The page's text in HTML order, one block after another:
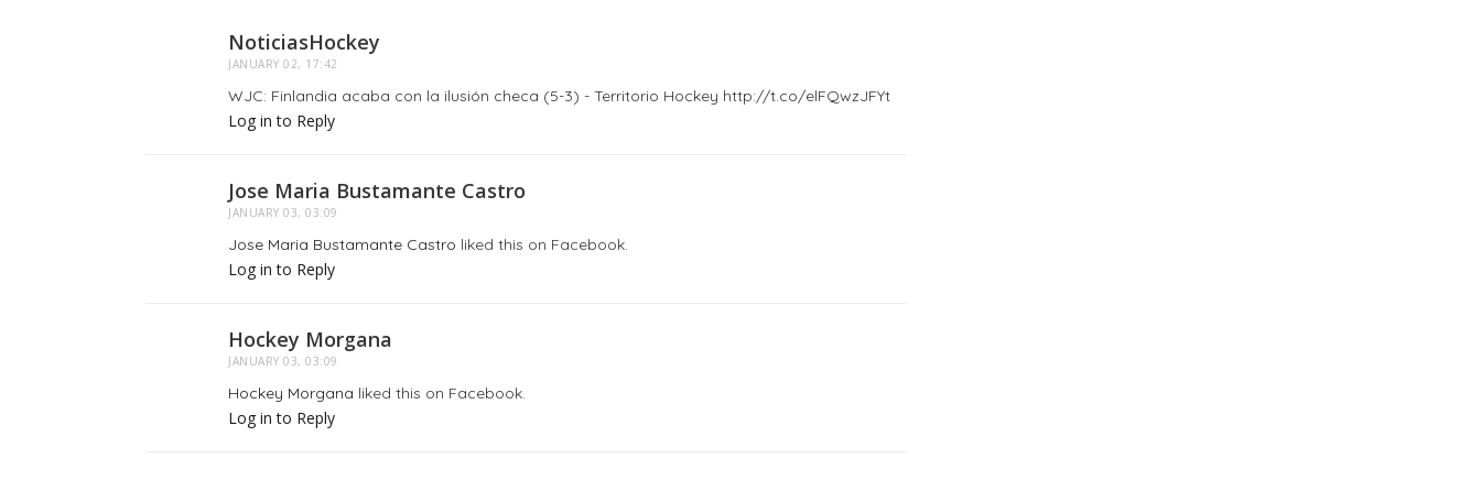
NoticiasHockey
JANUARY 02, 17:42
WJC: Finlandia acaba con la ilusión checa (5-3) - Territorio Hockey http://t.co/elFQwzJFYt
Log in to Reply
Jose Maria Bustamante Castro
JANUARY 03, 03:09
Jose Maria Bustamante Castro liked this on Facebook.
Log in to Reply
Hockey Morgana
JANUARY 03, 03:09
Hockey Morgana liked this on Facebook.
Log in to Reply